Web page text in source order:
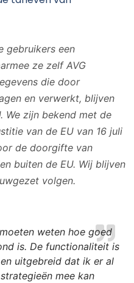
gebruikers een
ze zelf AVG
die door
en verwerkt, blijven
We zijn bekend met de
van de EU van 16 juli
de doorgifte van
buiten de EU. Wij blijven
volgen.
weten hoe goed
is. De functionaliteit is
uitgebreid dat ik er al
mee kan